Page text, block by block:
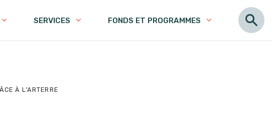
SERVICES FONDS ET PROGRAMMES
À L’ARTERRE